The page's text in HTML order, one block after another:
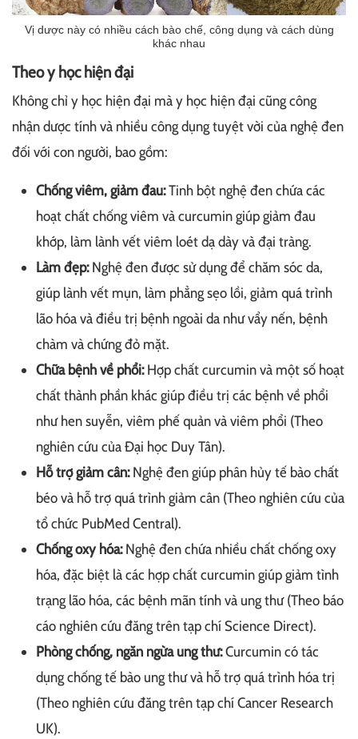
Vị dược này có nhiều cách bào chế, công dụng và cách dùng
khác nhau
Theo y học hiện đại
Không chỉ y học hiện đại mà y học hiện đại cũng công
nhận dược tính và nhiều công dụng tuyệt vời của nghệ đen
đối với con người, bao gồm:
Chống viêm, giảm đau:Tinh bột nghệ đen chứa các
hoạt chất chống viêm và curcumin giúp giảm đau
khớp, làm lành vết viêm loét dạ dày và đại tràng.
Làm đẹp:Nghệ đen được sử dụng để chăm sóc da,
giúp lành vết mụn, làm phẳng sẹo lồi, giảm quá trình
lão hóa và điều trị bệnh ngoài da như vẩy nến, bệnh
chàm và chứng đỏ mặt.
Chữa bệnh về phổi:Hợp chất curcumin và một số hoạt
chất thành phần khác giúp điều trị các bệnh về phổi
như hen suyễn, viêm phế quản và viêm phổi (Theo
nghiên cứu của Đại học Duy Tân).
Hỗ trợ giảm cân:Nghệ đen giúp phân hủy tế bào chất
béo và hỗ trợ quá trình giảm cân (Theo nghiên cứu của
tổ chức PubMed Central).
Chống oxy hóa:Nghệ đen chứa nhiều chất chống oxy
hóa, đặc biệt là các hợp chất curcumin giúp giảm tình
trạng lão hóa, các bệnh mãn tính và ung thư (Theo báo
cáo nghiên cứu đăng trên tạp chí Science Direct).
Phòng chống, ngăn ngừa ung thư:Curcumin có tác
dụng chống tế bào ung thư và hỗ trợ quá trình hóa trị
(Theo nghiên cứu đăng trên tạp chí Cancer Research
UK).